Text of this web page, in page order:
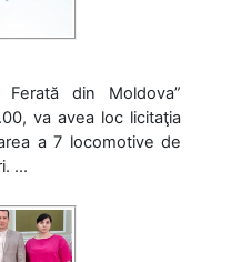
din Moldova”
va avea loc licitaţia
a 7 locomotive de
...